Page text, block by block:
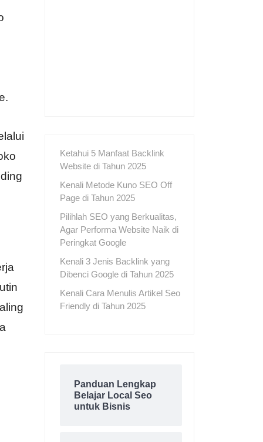
Ketahui 5 Manfaat Backlink
Website di Tahun 2025
Kenali Metode Kuno SEO Off
Page di Tahun 2025
Pilihlah SEO yang Berkualitas,
Agar Performa Website Naik di
Peringkat Google
Kenali 3 Jenis Backlink yang
Dibenci Google di Tahun 2025
Kenali Cara Menulis Artikel Seo
Friendly di Tahun 2025
Panduan Lengkap
Belajar Local Seo
untuk Bisnis